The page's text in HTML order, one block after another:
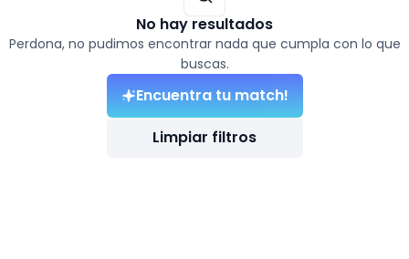
No hay resultados
Perdona, no pudimos encontrar nada que cumpla con lo que
buscas.
Encuentra tu match!
Limpiar filtros